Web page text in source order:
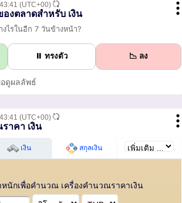
(UTC+00)
งตลาดสำหรับ เงิน
งไรในอีก 7 วันข้างหน้า?
⏸ ทรงตัว 📉 ลง
ดูผลลัพธ์
(UTC+00)
าคา เงิน
เงิน สกุลเงิน
นักเพื่อคำนวณ เครื่องคำนวณราคาเงิน